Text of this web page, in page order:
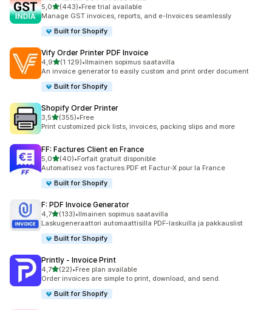
5,0/ 5 tähteä
(443)
443 arvostelua yhteensä
•Free trial available
Manage GST invoices, reports, and e-Invoices seamlessly
Built for Shopify
Vify Order Printer PDF Invoice
4,9/ 5 tähteä
(1 129)
1129 arvostelua yhteensä
•Ilmainen sopimus saatavilla
An invoice generator to easily custom and print order document
Built for Shopify
Shopify Order Printer
3,5/ 5 tähteä
(355)
355 arvostelua yhteensä
•Free
Print customized pick lists, invoices, packing slips and more
FF: Factures Client en France
5,0/ 5 tähteä
(40)
40 arvostelua yhteensä
•Forfait gratuit disponible
Automatisez vos factures PDF et Factur-X pour la France
Built for Shopify
F: PDF Invoice Generator
4,7/ 5 tähteä
(133)
133 arvostelua yhteensä
•Ilmainen sopimus saatavilla
Laskugeneraattori automaattisilla PDF-laskuilla ja pakkauslist
Built for Shopify
Printly ‑ Invoice Print
4,7/ 5 tähteä
(22)
22 arvostelua yhteensä
•Free plan available
Order invoices are simple to print, download, and send.
Built for Shopify